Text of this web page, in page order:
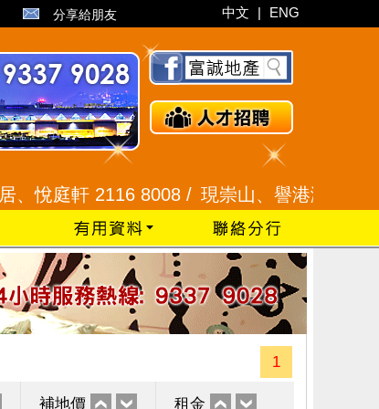
分享給朋友 中文 | ENG
庭軒 2116 8008 /現崇山、譽港灣 2345
1
補地價 租金